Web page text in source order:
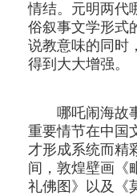
情结。元明两代
俗叙事文学形式
说教意味的同时
得到大大增强。
哪吒闹海故
重要情节在中国
才形成系统而精
间，敦煌壁画《
礼佛图》以及《